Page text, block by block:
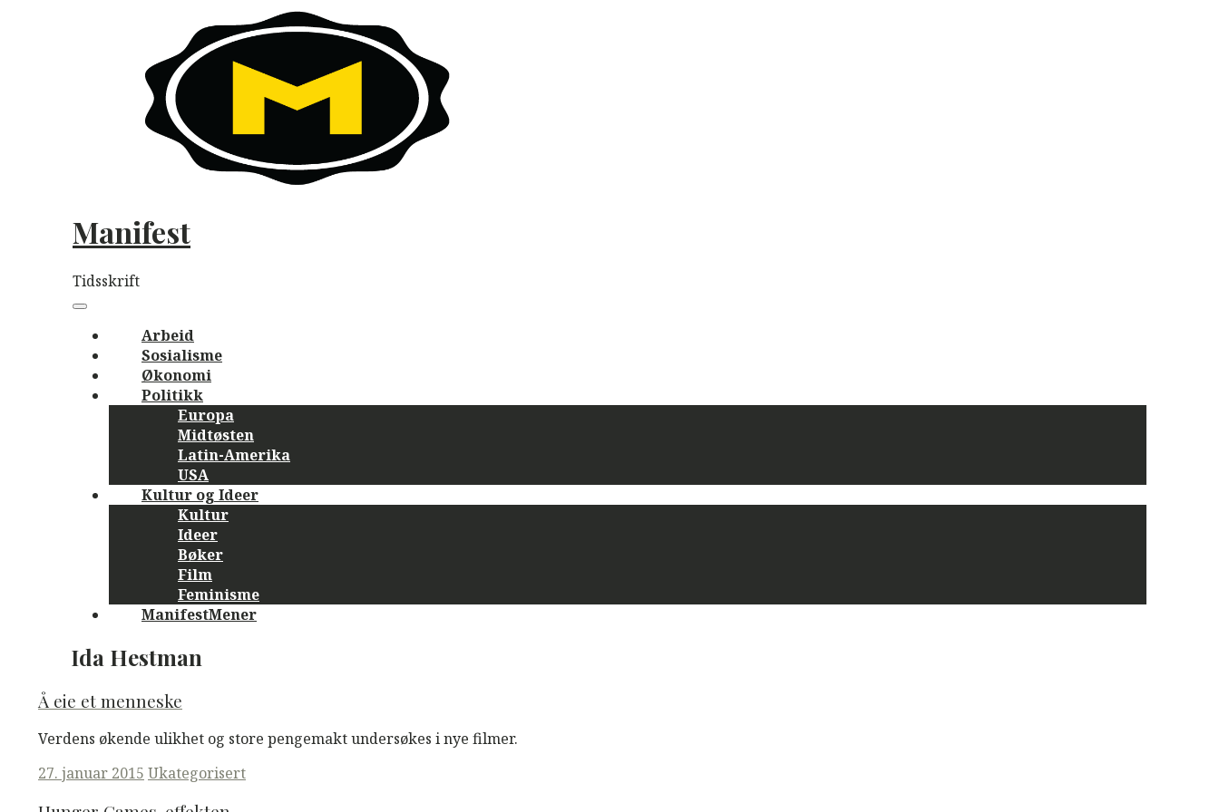
Manifest
Tidsskrift
navigation
Menu
Arbeid
Sosialisme
Økonomi
Politikk
Europa
Midtøsten
Latin-Amerika
USA
Kultur og Ideer
Kultur
Ideer
Bøker
Film
Feminisme
ManifestMener
Ida Hestman
Å eie et menneske
Verdens økende ulikhet og store pengemakt undersøkes i nye filmer.
Posted
27. januar 2015 Ukategorisert